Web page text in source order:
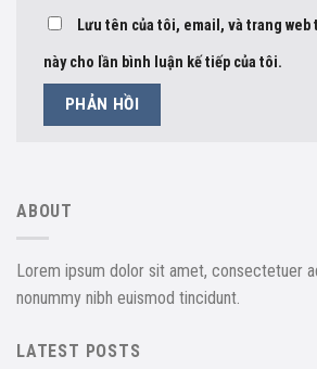
Lưu tên của tôi, email, và trang
này cho lần bình luận kế tiếp của tôi.
ABOUT
Lorem ipsum dolor sit amet, consectetuer
nonummy nibh euismod tincidunt.
LATEST POSTS